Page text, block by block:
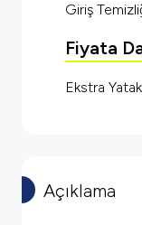
Giriş
Fiyata
Ekstra
Açıklama